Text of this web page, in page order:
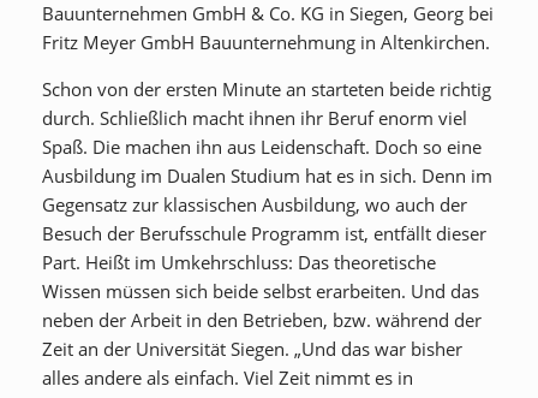
Bauunternehmen GmbH & Co. KG in Siegen, Georg bei
Fritz Meyer GmbH Bauunternehmung in Altenkirchen.
Schon von der ersten Minute an starteten beide richtig
durch. Schließlich macht ihnen ihr Beruf enorm viel
Spaß. Die machen ihn aus Leidenschaft. Doch so eine
Ausbildung im Dualen Studium hat es in sich. Denn im
Gegensatz zur klassischen Ausbildung, wo auch der
Besuch der Berufsschule Programm ist, entfällt dieser
Part. Heißt im Umkehrschluss: Das theoretische
Wissen müssen sich beide selbst erarbeiten. Und das
neben der Arbeit in den Betrieben, bzw. während der
Zeit an der Universität Siegen. „Und das war bisher
alles andere als einfach. Viel Zeit nimmt es in